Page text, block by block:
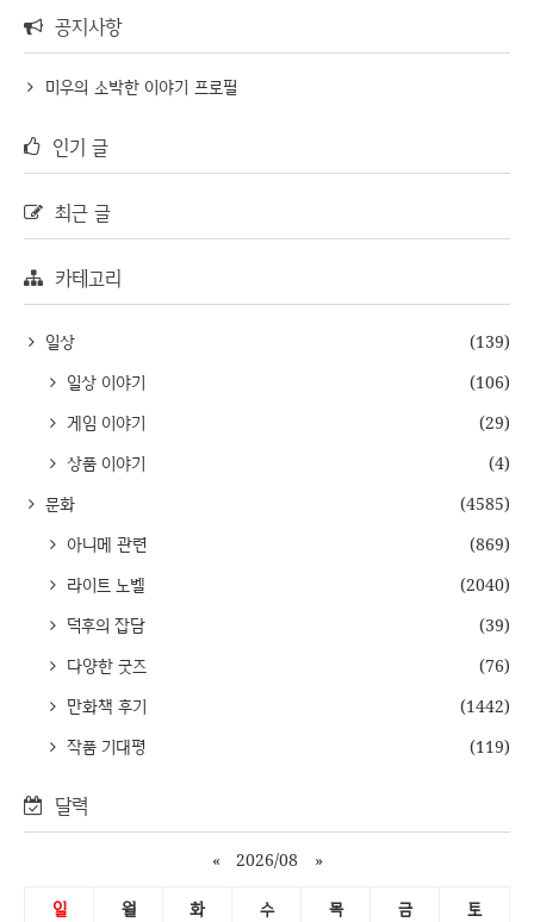
공지사항
미우의 소박한 이야기 프로필
인기 글
최근 글
카테고리
일상
(139)
일상 이야기
(106)
게임 이야기
(29)
상품 이야기
(4)
문화
(4585)
아니메 관련
(869)
라이트 노벨
(2040)
덕후의 잡담
(39)
다양한 굿즈
(76)
만화책 후기
(1442)
작품 기대평
(119)
달력
« 2026/08 »
일 월 화 수 목 금 토